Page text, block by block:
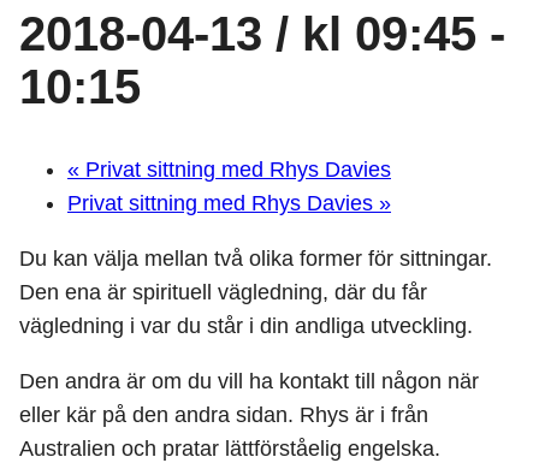
2018-04-13 / kl 09:45 -
10:15
« Privat sittning med Rhys Davies
Privat sittning med Rhys Davies »
Du kan välja mellan två olika former för sittningar.
Den ena är spirituell vägledning, där du får
vägledning i var du står i din andliga utveckling.
Den andra är om du vill ha kontakt till någon när
eller kär på den andra sidan. Rhys är i från
Australien och pratar lättförståelig engelska.